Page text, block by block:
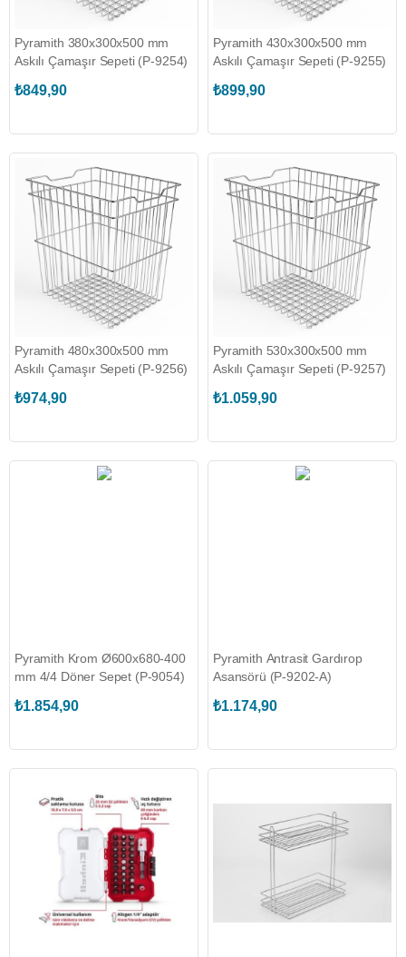
Pyramith 380x300x500 mm
Askılı Çamaşır Sepeti (P-9254)
₺849,90
Pyramith 430x300x500 mm
Askılı Çamaşır Sepeti (P-9255)
₺899,90
Pyramith 480x300x500 mm
Askılı Çamaşır Sepeti (P-9256)
₺974,90
Pyramith 530x300x500 mm
Askılı Çamaşır Sepeti (P-9257)
₺1.059,90
Pyramith Krom Ø600x680-400
mm 4/4 Döner Sepet (P-9054)
₺1.854,90
Pyramith Antrasit Gardırop
Asansörü (P-9202-A)
₺1.174,90